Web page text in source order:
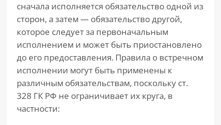
сначала исполняется обязательство одной из
сторон, а затем — обязательство другой,
которое следует за первоначальным
исполнением и может быть приостановлено
до его предоставления. Правила о встречном
исполнении могут быть применены к
различным обязательствам, поскольку ст.
328 ГК РФ не ограничивает их круга, в
частности: